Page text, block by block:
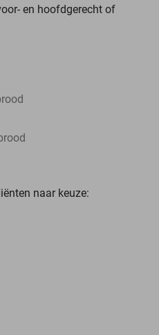
en hoofdgerecht of
naar keuze: